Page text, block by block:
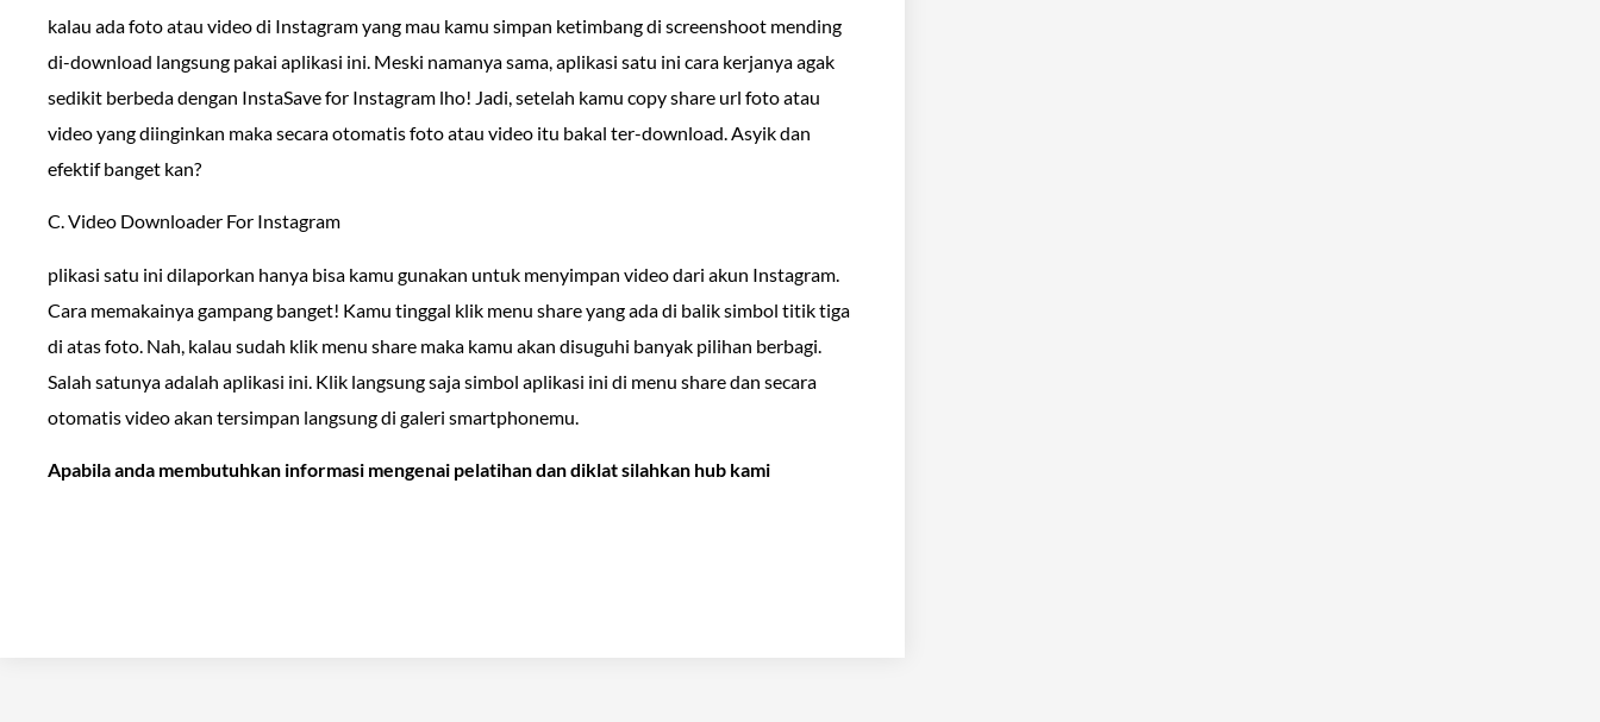
kalau ada foto atau video di Instagram yang mau kamu simpan ketimbang di screenshoot mending
di-download langsung pakai aplikasi ini. Meski namanya sama, aplikasi satu ini cara kerjanya agak
sedikit berbeda dengan InstaSave for Instagram lho! Jadi, setelah kamu copy share url foto atau
video yang diinginkan maka secara otomatis foto atau video itu bakal ter-download. Asyik dan
efektif banget kan?
C. Video Downloader For Instagram
plikasi satu ini dilaporkan hanya bisa kamu gunakan untuk menyimpan video dari akun Instagram.
Cara memakainya gampang banget! Kamu tinggal klik menu share yang ada di balik simbol titik tiga
di atas foto. Nah, kalau sudah klik menu share maka kamu akan disuguhi banyak pilihan berbagi.
Salah satunya adalah aplikasi ini. Klik langsung saja simbol aplikasi ini di menu share dan secara
otomatis video akan tersimpan langsung di galeri smartphonemu.
Apabila anda membutuhkan informasi mengenai pelatihan dan diklat silahkan hub kami